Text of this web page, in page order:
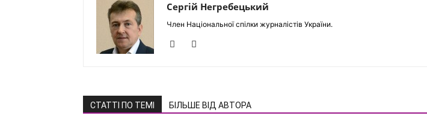
Сергій Негребецький
Член Національної спілки журналістів України.
СТАТТІ ПО ТЕМІ БІЛЬШЕ ВІД АВТОРА